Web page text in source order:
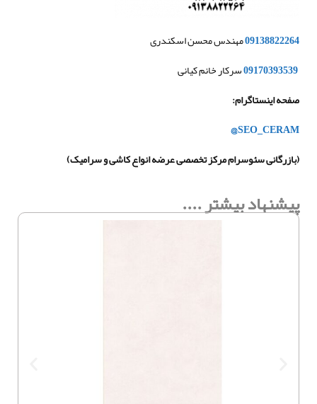
09138822264مهندس محسن اسکندری
09170393539سرکار خانم کیانی
صفحه اینستاگرام:
SEO_CERAM@
(بازرگانی سئوسرام مرکز تخصصی عرضه انواع کاشی و سرامیک)
پیشنهاد بیشتر ....